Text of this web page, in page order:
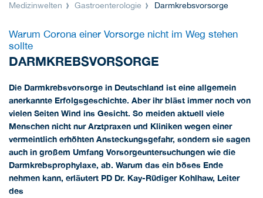
Medizinwelten Gastroenterologie Darmkrebsvorsorge
Warum Corona einer Vorsorge nicht im Weg stehen
sollte
DARMKREBSVORSORGE
Die Darmkrebsvorsorge in Deutschland ist eine allgemein
anerkannte Erfolgsgeschichte. Aber ihr bläst immer noch von
vielen Seiten Wind ins Gesicht. So meiden aktuell viele
Menschen nicht nur Arztpraxen und Kliniken wegen einer
vermeintlich erhöhten Ansteckungsgefahr, sondern sie sagen
auch in großem Umfang Vorsorgeuntersuchungen wie die
Darmkrebsprophylaxe, ab. Warum das ein böses Ende
nehmen kann, erläutert PD Dr. Kay-Rüdiger Kohlhaw, Leiter
des